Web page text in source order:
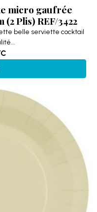
micro gaufrée
(2 Plis) REF/3422
belle serviette cocktail